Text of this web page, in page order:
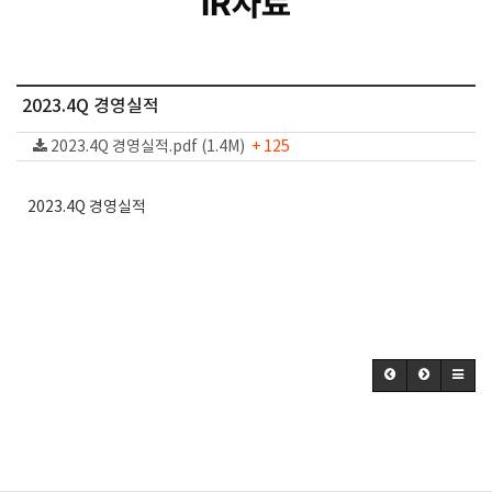
2023.4Q 경영실적
2023.4Q 경영실적.pdf (1.4M) + 125
2023.4Q 경영실적